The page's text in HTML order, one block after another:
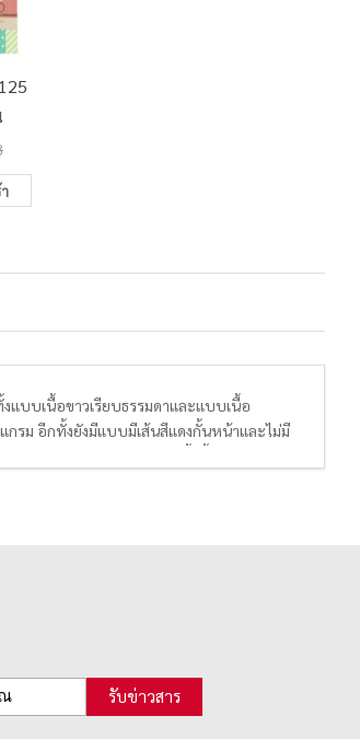
บบเนื้อขาวเรียบธรรมดาและแบบเนื้อ
กรม อีกทั้งยังมีแบบมีเส้นสีแดงกั้นหน้าและไม่มี
อจดบันทึกการประชุมก็ได้ทั้งนั้น เพราะสมุด
นักเรียนและนักศึกษาในระดับชั้นต่างๆ โดย
รับข่าวสาร